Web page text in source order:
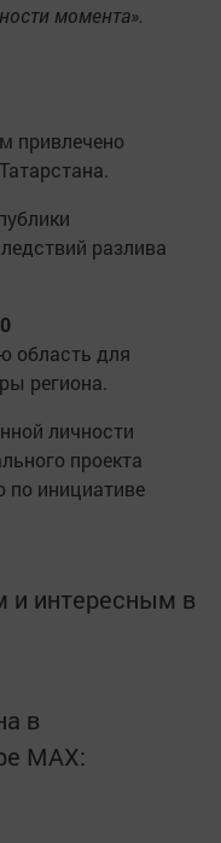
момента».
привлечено
Татарстана.
разлива
область для
региона.
личности
проекта
по инициативе
интересным в
в
MАХ: